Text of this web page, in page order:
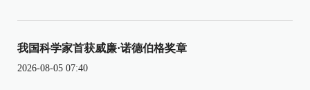
我国科学家首获威廉·诺德伯格奖章
2026-08-05 07:40